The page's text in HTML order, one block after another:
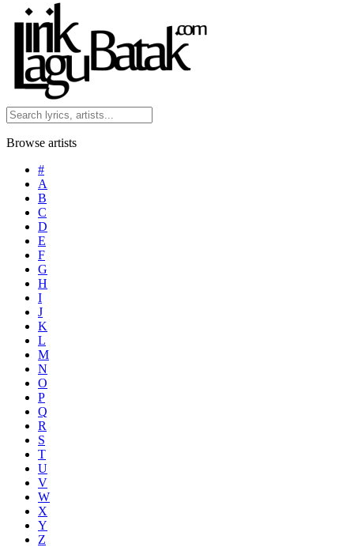
Browse artists
#
A
B
C
D
E
F
G
H
I
J
K
L
M
N
O
P
Q
R
S
T
U
V
W
X
Y
Z